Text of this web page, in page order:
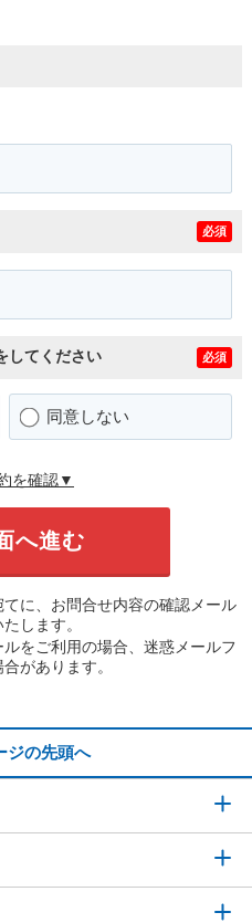
必須
してください 必須
同意しない
を確認▼
に、お問合せ内容の確認メール
します。
をご利用の場合、迷惑メールフ
があります。
ジの先頭へ